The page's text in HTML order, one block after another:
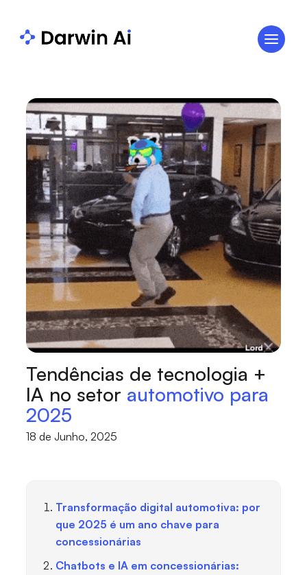
Tendências de tecnologia +
IA no setor automotivo para
2025
18 de Junho, 2025
Transformação digital automotiva: por
que 2025 é um ano chave para
concessionárias
Chatbots e IA em concessionárias: